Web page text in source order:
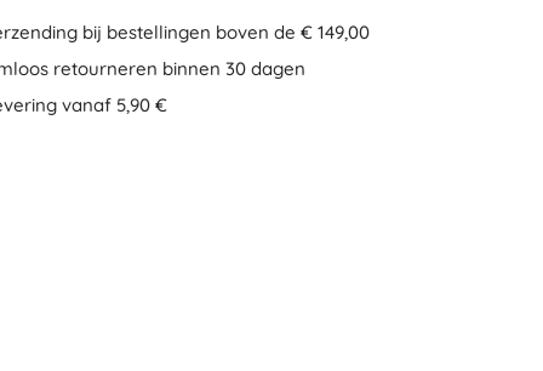
Minifiguurtjes
bij bestellingen boven de € 149,00
retourneren binnen 30 dagen
vanaf 5,90 €